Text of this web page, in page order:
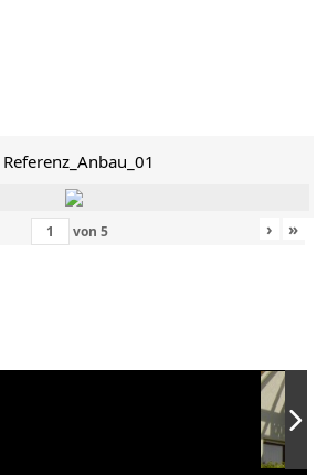
Referenz_Anbau_01
von 5 › »